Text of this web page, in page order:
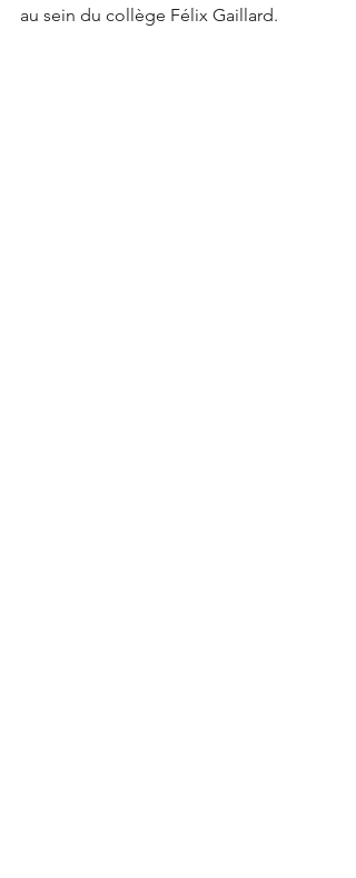
au sein du collège Félix Gaillard.